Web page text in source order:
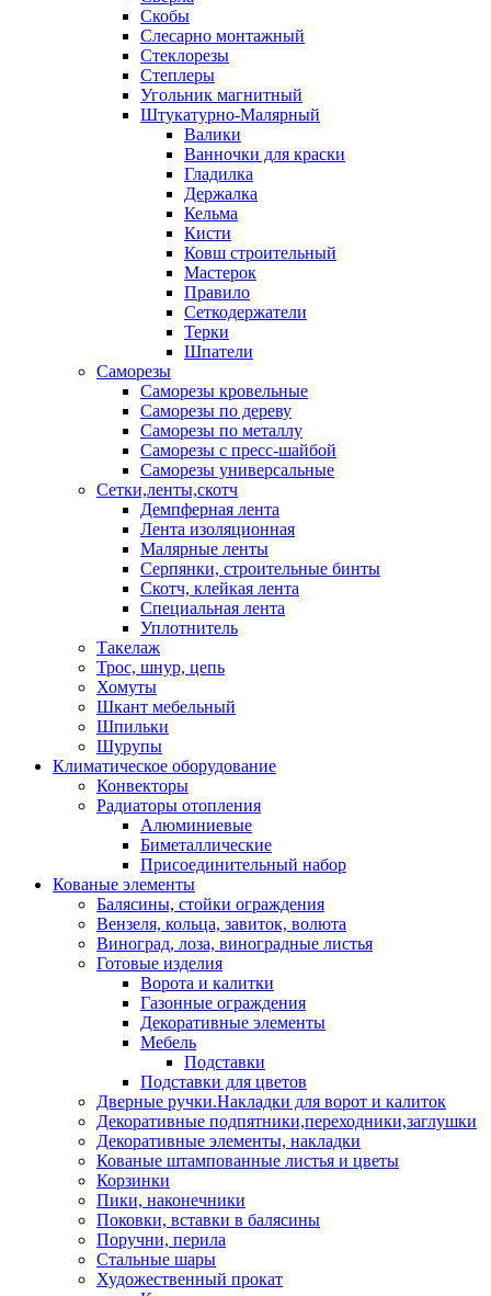
Скобы
Слесарно монтажный
Стеклорезы
Степлеры
Угольник магнитный
Штукатурно-Малярный
Валики
Ванночки для краски
Гладилка
Держалка
Кельма
Кисти
Ковш строительный
Мастерок
Правило
Сеткодержатели
Терки
Шпатели
Саморезы
Саморезы кровельные
Саморезы по дереву
Саморезы по металлу
Саморезы с пресс-шайбой
Саморезы универсальные
Сетки,ленты,скотч
Демпферная лента
Лента изоляционная
Малярные ленты
Серпянки, строительные бинты
Скотч, клейкая лента
Специальная лента
Уплотнитель
Такелаж
Трос, шнур, цепь
Хомуты
Шкант мебельный
Шпильки
Шурупы
Климатическое оборудование
Конвекторы
Радиаторы отопления
Алюминиевые
Биметаллические
Присоединительный набор
Кованые элементы
Балясины, стойки ограждения
Вензеля, кольца, завиток, волюта
Виноград, лоза, виноградные листья
Готовые изделия
Ворота и калитки
Газонные ограждения
Декоративные элементы
Мебель
Подставки
Подставки для цветов
Дверные ручки.Накладки для ворот и калиток
Декоративные подпятники,переходники,заглушки
Декоративные элементы, накладки
Кованые штампованные листья и цветы
Корзинки
Пики, наконечники
Поковки, вставки в балясины
Поручни, перила
Стальные шары
Художественный прокат